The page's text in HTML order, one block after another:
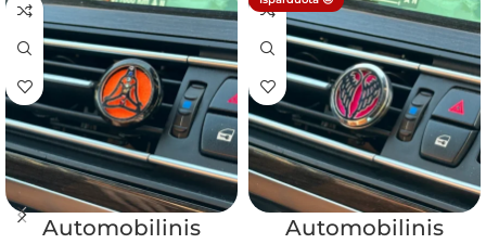
Automobilinis
Automobilinis